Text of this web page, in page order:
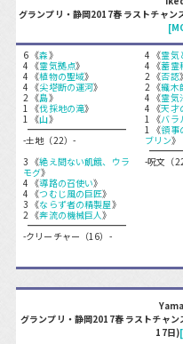
グランプリ・静岡2017春 ラストチャ
6 《森》
4 《霊気拠点》
4 《植物の聖域》
4 《尖塔断の運河》
2 《島》
1 《伐採地の滝》
1 《山》
-土地（22）-
3 《絶え間ない飢餓、ウラ
モグ》
4 《導路の召使い》
4 《つむじ風の巨匠》
3 《ならず者の精製屋》
2 《奔流の機械巨人》
-クリーチャー（16）-
4 《霊気
4 《蓄霊
2 《否認》
2 《織木
4 《霊気
4 《天才
1 《バラ
1 《領事
ブリン》
-呪文（
グランプリ・静岡2017春 ラストチャ
17日)